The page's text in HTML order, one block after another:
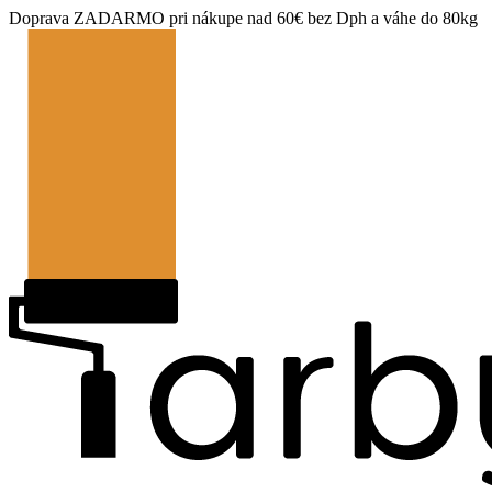
Doprava ZADARMO pri nákupe nad 60€ bez Dph a váhe do 80kg